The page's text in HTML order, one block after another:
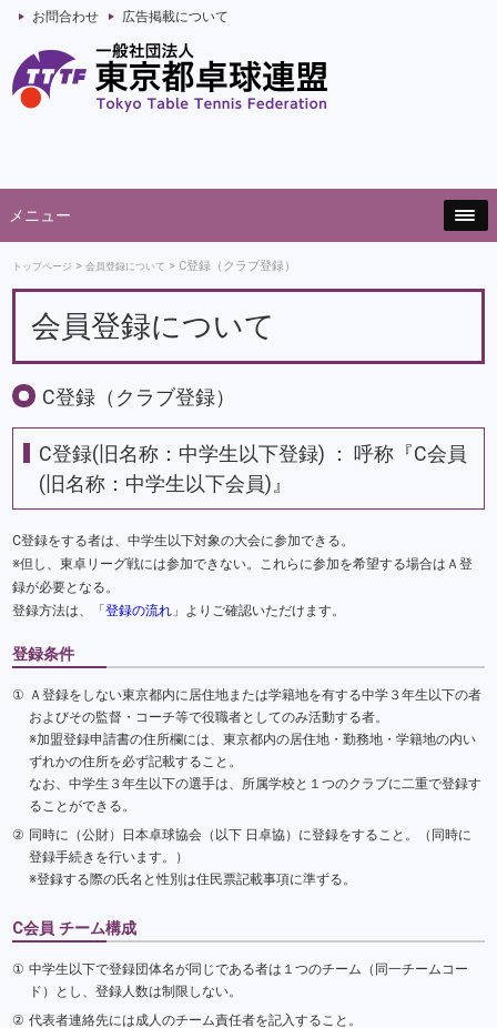
お問合わせ 広告掲載について
メニュー
トップページ 会員登録について C登録（クラブ登録）
会員登録について
C登録（クラブ登録）
C登録(旧名称：中学生以下登録) ： 呼称『C会員
(旧名称：中学生以下会員)』
C登録をする者は、中学生以下対象の大会に参加できる。
※但し、東卓リーグ戦には参加できない。これらに参加を希望する場合はＡ登
録が必要となる。
登録方法は、「登録の流れ 」よりご確認いただけます。
登録条件
① Ａ登録をしない東京都内に居住地または学籍地を有する中学３年生以下の者
およびその監督・コーチ等で役職者としてのみ活動する者。
※加盟登録申請書の住所欄には、東京都内の居住地・勤務地・学籍地の内い
ずれかの住所を必ず記載すること。
なお、中学生３年生以下の選手は、所属学校と１つのクラブに二重で登録す
ることができる。
② 同時に（公財）日本卓球協会（以下 日卓協）に登録をすること。（同時に
登録手続きを行います。）
※登録する際の氏名と性別は住民票記載事項に準ずる。
C会員 チーム構成
① 中学生以下で登録団体名が同じである者は１つのチーム（同一チームコー
ド）とし、登録人数は制限しない。
② 代表者連絡先には成人のチーム責任者を記入すること。